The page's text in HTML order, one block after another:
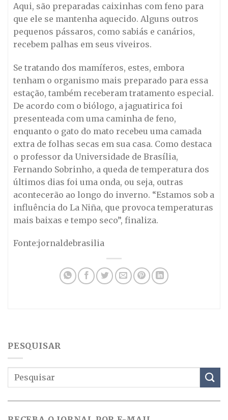
Aqui, são preparadas caixinhas com feno para
que ele se mantenha aquecido. Alguns outros
pequenos pássaros, como sabiás e canários,
recebem palhas em seus viveiros.
Se tratando dos mamíferos, estes, embora
tenham o organismo mais preparado para essa
estação, também receberam tratamento especial.
De acordo com o biólogo, a jaguatirica foi
presenteada com uma caminha de feno,
enquanto o gato do mato recebeu uma camada
extra de folhas secas em sua casa. Como destaca
o professor da Universidade de Brasília,
Fernando Sobrinho, a queda de temperatura dos
últimos dias foi uma onda, ou seja, outras
acontecerão ao longo do inverno. “Estamos sob a
influência do La Niña, que provoca temperaturas
mais baixas e tempo seco”, finaliza.
Fonte:jornaldebrasilia
PESQUISAR